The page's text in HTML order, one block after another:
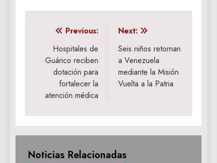
Navegación
entradas
Previous:
Hospitales de
Guárico reciben
dotación para
fortalecer la
atención médica
Next:
Seis niños retornan
a Venezuela
mediante la Misión
Vuelta a la Patria
Noticias Relacionadas